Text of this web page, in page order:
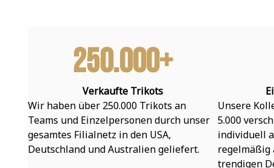
250.000+
Verkaufte Trikots
Wir haben über 250.000 Trikots an
Teams und Einzelpersonen durch unser
gesamtes Filialnetz in den USA,
Deutschland und Australien geliefert.
Unsere
5.000
individuell
regelmäßig
trendigen